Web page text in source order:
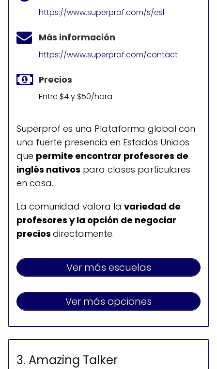
https://www.superprof.com/s/esl
Más información
https://www.superprof.com/contact
Precios
Entre $4 y $50/hora
Superprof es una Plataforma global con
una fuerte presencia en Estados Unidos
que permite encontrar profesores de
inglés nativos para clases particulares
en casa.
La comunidad valora la variedad de
profesores y la opción de negociar
precios directamente.
Ver más escuelas
Ver más opciones
3. Amazing Talker